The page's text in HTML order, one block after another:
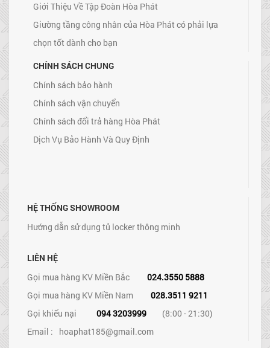
Giới Thiệu Về Tập Đoàn Hòa Phát
Giường tầng công nhân của Hòa Phát có phải lựa
chọn tốt dành cho bạn
CHÍNH SÁCH CHUNG
Chính sách bảo hành
Chính sách vận chuyển
Chính sách đổi trả hàng Hòa Phát
Dịch Vụ Bảo Hành Và Quy Định
HỆ THỐNG SHOWROOM
Hướng dẫn sử dụng tủ locker thông minh
LIÊN HỆ
Gọi mua hàng KV Miền Bắc
024.3550 5888
Gọi mua hàng KV Miền Nam
028.3511 9211
Gọi khiếu nại
094 3203999
(8:00 - 21:30)
Email : hoaphat185@gmail.com